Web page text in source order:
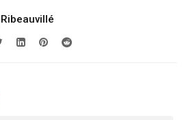
Ribeauvillé